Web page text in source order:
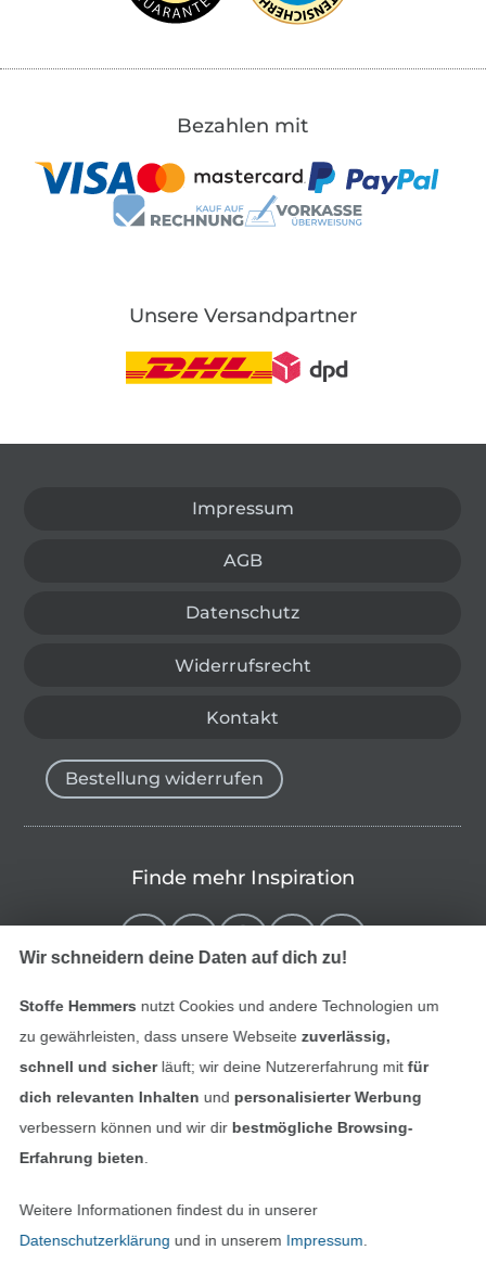
Bezahlen mit
Unsere Versandpartner
Impressum
AGB
Datenschutz
Widerrufsrecht
Kontakt
Alle Preise inkl. der gesetzl. MwSt.
Bestellung widerrufen
Finde mehr Inspiration
Wir schneidern deine Daten auf dich zu!
Stoffe Hemmers nutzt Cookies und andere Technologien um
zu gewährleisten, dass unsere Webseite zuverlässig,
schnell und sicherläuft; wir deine Nutzererfahrung mitfür
dich relevanten Inhalten und personalisierter Werbung
verbessern können und wir dir bestmögliche Browsing-
Erfahrung bieten
Weitere Informationen findest du in unserer
Datenschutzerklärung und in unserem Impressum